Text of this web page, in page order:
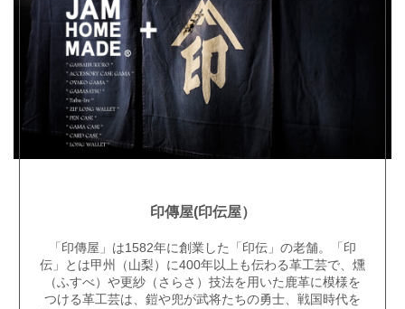
印傳屋(印伝屋）
「 印傳屋 」は1582年に創業した「 印伝 」の老舗。「 印
伝 」とは甲州（山梨）に400年以上も伝わる革工芸で、燻
（ふすべ）や更紗（さらさ）技法を用いた鹿革に模様を
つける革工芸は、鎧や兜が武将たちの勇士、戦国時代を